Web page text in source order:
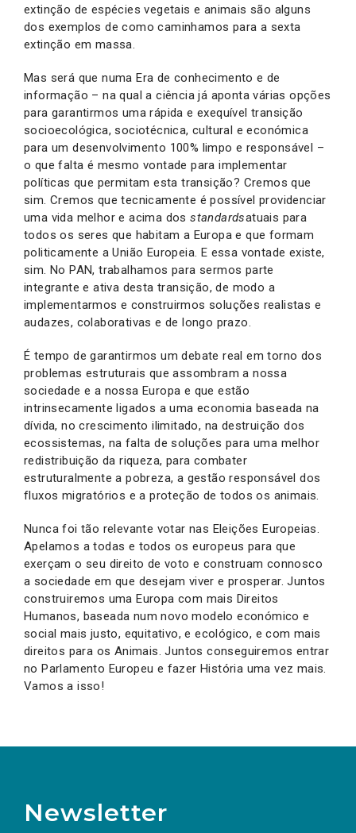
extinção de espécies vegetais e animais são alguns
dos exemplos de como caminhamos para a sexta
extinção em massa.
Mas será que numa Era de conhecimento e de
informação – na qual a ciência já aponta várias opções
para garantirmos uma rápida e exequível transição
socioecológica, sociotécnica, cultural e económica
para um desenvolvimento 100% limpo e responsável –
o que falta é mesmo vontade para implementar
políticas que permitam esta transição? Cremos que
sim. Cremos que tecnicamente é possível providenciar
uma vida melhor e acima dosstandardsatuais para
todos os seres que habitam a Europa e que formam
politicamente a União Europeia. E essa vontade existe,
sim. No PAN, trabalhamos para sermos parte
integrante e ativa desta transição, de modo a
implementarmos e construirmos soluções realistas e
audazes, colaborativas e de longo prazo.
É tempo de garantirmos um debate real em torno dos
problemas estruturais que assombram a nossa
sociedade e a nossa Europa e que estão
intrinsecamente ligados a uma economia baseada na
dívida, no crescimento ilimitado, na destruição dos
ecossistemas, na falta de soluções para uma melhor
redistribuição da riqueza, para combater
estruturalmente a pobreza, a gestão responsável dos
fluxos migratórios e a proteção de todos os animais.
Nunca foi tão relevante votar nas Eleições Europeias.
Apelamos a todas e todos os europeus para que
exerçam o seu direito de voto e construam connosco
a sociedade em que desejam viver e prosperar. Juntos
construiremos uma Europa com mais Direitos
Humanos, baseada num novo modelo económico e
social mais justo, equitativo, e ecológico, e com mais
direitos para os Animais. Juntos conseguiremos entrar
no Parlamento Europeu e fazer História uma vez mais.
Vamos a isso!
Newsletter